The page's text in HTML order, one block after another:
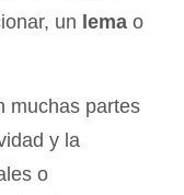
un lema o
muchas partes
y la
o